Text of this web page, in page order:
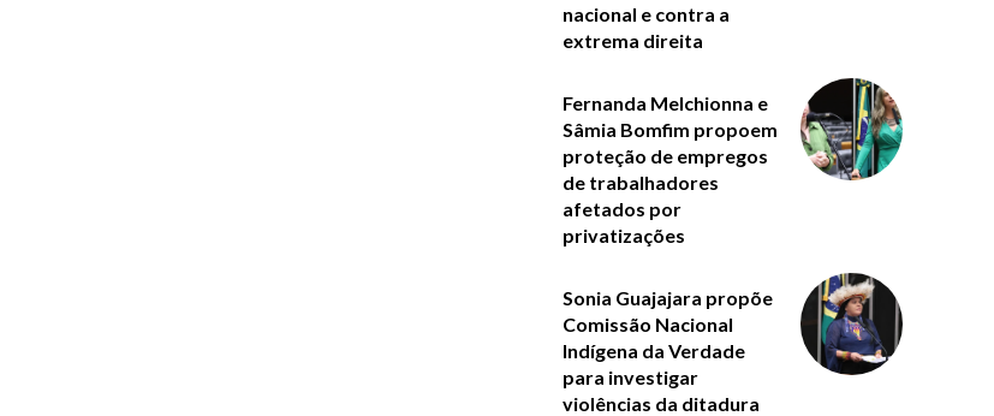
nacional e contra a
extrema direita
Fernanda Melchionna e
Sâmia Bomfim propoem
proteção de empregos
de trabalhadores
afetados por
privatizações
Sonia Guajajara propõe
Comissão Nacional
Indígena da Verdade
para investigar
violências da ditadura